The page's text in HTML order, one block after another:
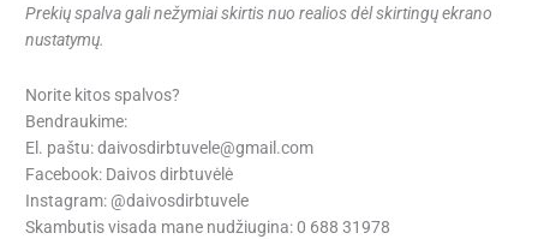
Prekių spalva gali nežymiai skirtis nuo realios dėl skirtingų ekrano
nustatymų.
Norite kitos spalvos?
Bendraukime:
El. paštu: daivosdirbtuvele@gmail.com
Facebook: Daivos dirbtuvėlė
Instagram: @daivosdirbtuvele
Skambutis visada mane nudžiugina: 0 688 31978